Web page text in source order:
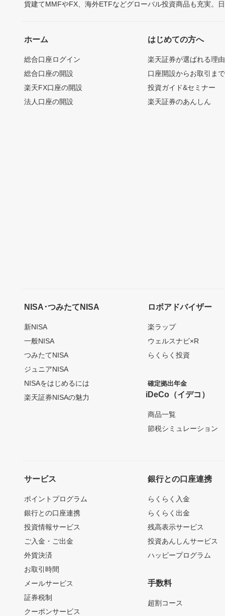
貨建てMMFやFX、海外ETFなどグローバル投資商品も充実。
ホーム
総合口座ログイン
総合口座の開設
楽天FX口座の開設
法人口座の開設
はじめての方へ
楽天証券が選ばれる理由
口座開設からお取引ま
投資ガイド&セミナー
楽天証券のあんしん
NISA･つみたてNISA
新NISA
一般NISA
つみたてNISA
ジュニアNISA
NISAをはじめるには
楽天証券NISAの魅力
ロボアドバイザー
楽ラップ
ウェルスナビ×R
らくらく投資
確定拠出年金
iDeCo（イデコ）
商品一覧
節税シミュレーション
サービス
ポイントプログラム
銀行との口座連携
投資情報サービス
ご入金・ご出金
外貨決済
お取引時間
メールサービス
証券税制
クーポンサービス
銀行との口座連携
らくらく入金
らくらく出金
残高表示サービス
投資あんしんサービス
ハッピープログラム
手数料
超割コース